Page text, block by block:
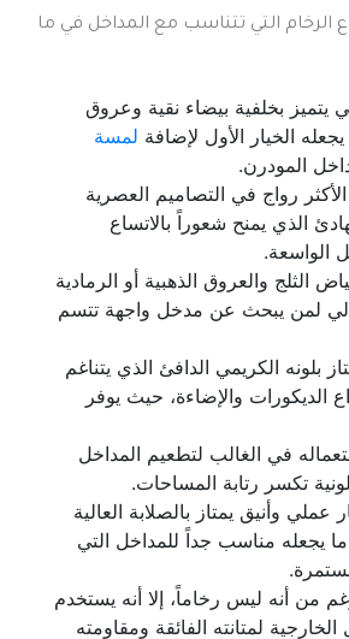
الرخام التي تتناسب مع المداخل في ما
يتميز بخلفية بيضاء نقية وعروق
الخيار الأول لإضافة لمسة
المودرن.
رواج في التصاميم العصرية
الذي يمنح شعوراً بالاتساع
الواسعة.
الثلج والعروق الذهبية أو الرمادية
لمن يبحث عن مدخل واجهة تتسم
بلونه الكريمي الدافئ الذي يتناغم
الديكورات والإضاءة، حيث يوفر
في الغالب لتطعيم المداخل
تكسر رتابة المساحات.
عملي وأنيق يمتاز بالصلابة العالية
يجعله مناسب جداً للمداخل التي
من أنه ليس رخاماً، إلا أنه يستخدم
لمتانته الفائقة ومقاومته